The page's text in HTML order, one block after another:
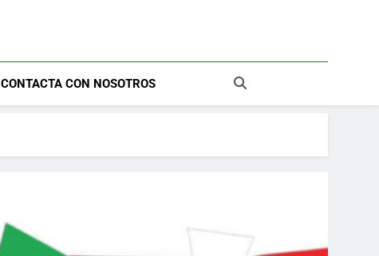
CONTACTA CON NOSOTROS